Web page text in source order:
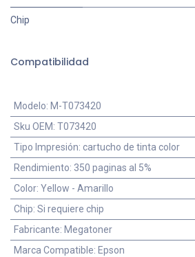
Chip
Compatibilidad
Modelo: M-T073420
Sku OEM: T073420
Tipo Impresión: cartucho de tinta color
Rendimiento: 350 paginas al 5%
Color: Yellow - Amarillo
Chip: Si requiere chip
Fabricante: Megatoner
Marca Compatible: Epson